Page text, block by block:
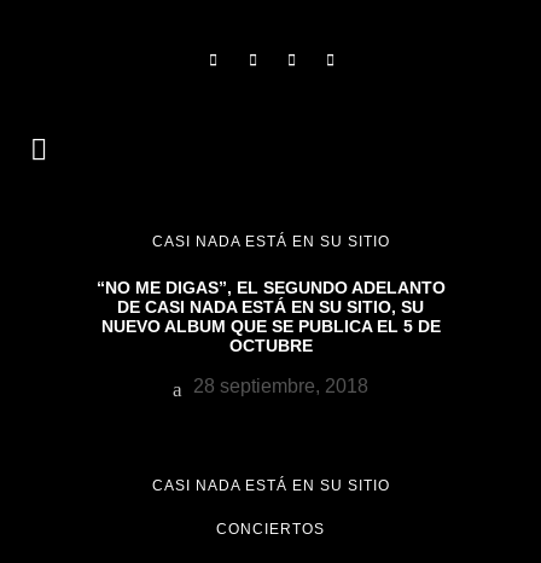
CASI NADA ESTÁ EN SU SITIO
“NO ME DIGAS”, EL SEGUNDO ADELANTO
DE CASI NADA ESTÁ EN SU SITIO, SU
NUEVO ALBUM QUE SE PUBLICA EL 5 DE
OCTUBRE
28 septiembre, 2018
CASI NADA ESTÁ EN SU SITIO
CONCIERTOS